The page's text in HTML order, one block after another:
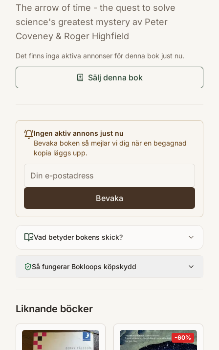
The arrow of time - the quest to solve
science's greatest mystery av Peter
Coveney & Roger Highfield
9780006544623
Flamingo
Utgivningsår
Antal sidor
378
Språk
English
Format
Det finns inga aktiva annonser för denna bok just nu.
Sälj denna bok
Ingen aktiv annons just nu
Bevaka boken så mejlar vi dig när en begagnad
kopia läggs upp.
Bevaka
Vad betyder bokens skick?
Så fungerar Bokloops köpskydd
Liknande böcker
-60%